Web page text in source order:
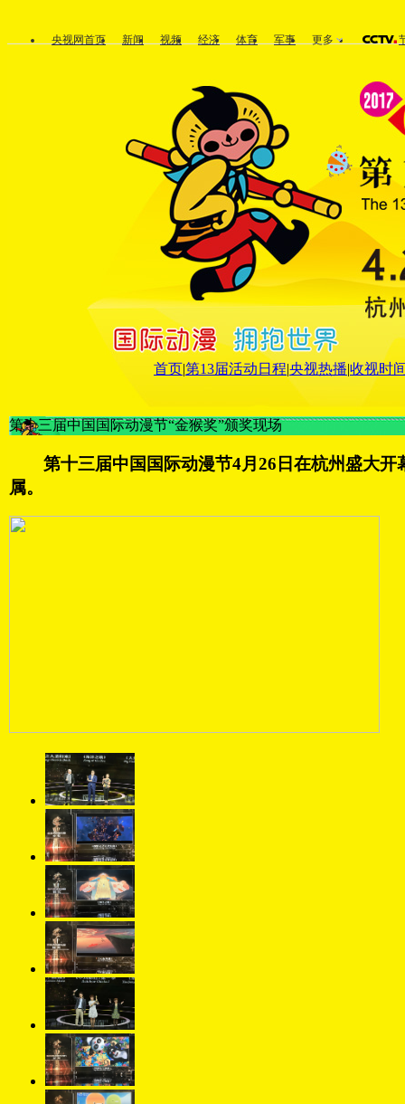
央视网首页 新闻 视频 经济 体育 军事 更多
首页|第13届活动日程|央视热播|收视时
第十三届中国国际动漫节“金猴奖”颁奖现场
第十三届中国国际动漫节4月26日在杭州盛大开
属。